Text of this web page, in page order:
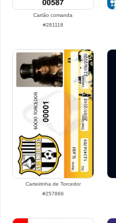
Cartão comanda
#281118
Carteirinha de Torcedor
#257866